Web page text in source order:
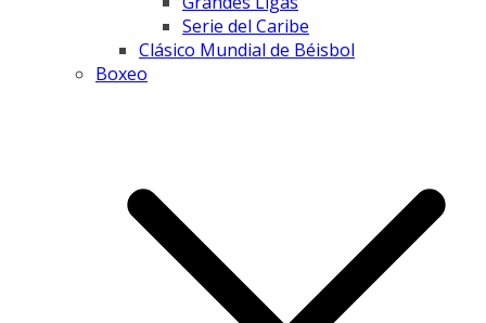
Serie del Caribe
Clásico Mundial de Béisbol
Boxeo